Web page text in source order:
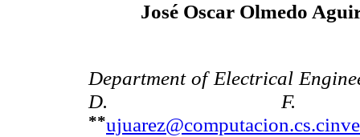
José Oscar Olmedo
Department of Electrical
D. F.
**